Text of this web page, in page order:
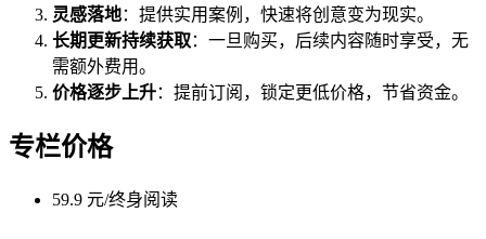
灵感落地：提供实用案例，快速将创意变为现实。
长期更新持续获取：一旦购买，后续内容随时享受，无
需额外费用。
价格逐步上升：提前订阅，锁定更低价格，节省资金。
专栏价格
59.9 元/终身阅读